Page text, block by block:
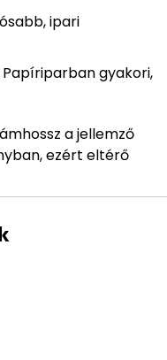
ipari
Papíriparban gyakori,
a jellemző
ezért eltérő